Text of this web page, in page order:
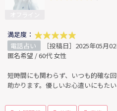
満足度：
電話占い
［投稿日］2025年05月
匿名希望 / 60代 女性
短時間にも関わらず、いつも的確な
助かります。優しいお心遣いにもたい